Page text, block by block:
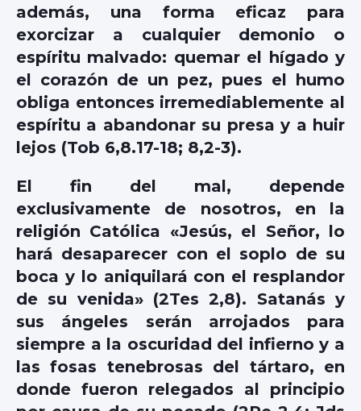
además, una forma eficaz para
exorcizar a cualquier demonio o
espíritu malvado: quemar el hígado y
el corazón de un pez, pues el humo
obliga entonces irremediablemente al
espíritu a abandonar su presa y a huir
lejos (Tob 6,8.17-18; 8,2-3).
El fin del mal, depende
exclusivamente de nosotros, en la
religión Católica «Jesús, el Señor, lo
hará desaparecer con el soplo de su
boca y lo aniquilará con el resplandor
de su venida» (2Tes 2,8). Satanás y
sus ángeles serán arrojados para
siempre a la oscuridad del infierno y a
las fosas tenebrosas del tártaro, en
donde fueron relegados al principio